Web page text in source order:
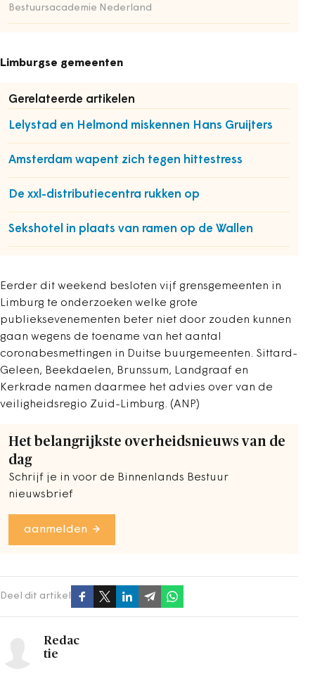
Bestuursacademie Nederland
Limburgse gemeenten
Gerelateerde artikelen
Lelystad en Helmond miskennen Hans Gruijters
Amsterdam wapent zich tegen hittestress
De xxl-distributiecentra rukken op
Sekshotel in plaats van ramen op de Wallen
Eerder dit weekend besloten vijf grensgemeenten in
Limburg te onderzoeken welke grote
publieksevenementen beter niet door zouden kunnen
gaan wegens de toename van het aantal
coronabesmettingen in Duitse buurgemeenten. Sittard-
Geleen, Beekdaelen, Brunssum, Landgraaf en
Kerkrade namen daarmee het advies over van de
veiligheidsregio Zuid-Limburg. (ANP)
Het belangrijkste overheidsnieuws van de
dag
Schrijf je in voor de Binnenlands Bestuur
nieuwsbrief
aanmelden
Deel dit artikel
Redac
tie